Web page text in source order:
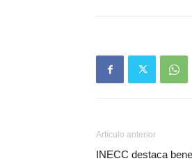
Artículo anterior
INECC destaca